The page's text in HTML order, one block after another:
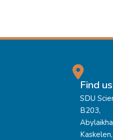
Find us
SDU
B203,